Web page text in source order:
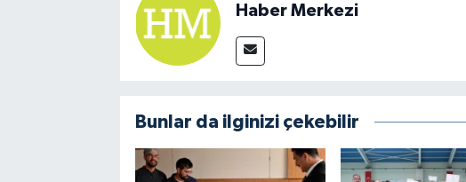
Haber Merkezi
Bunlar da ilginizi çekebilir